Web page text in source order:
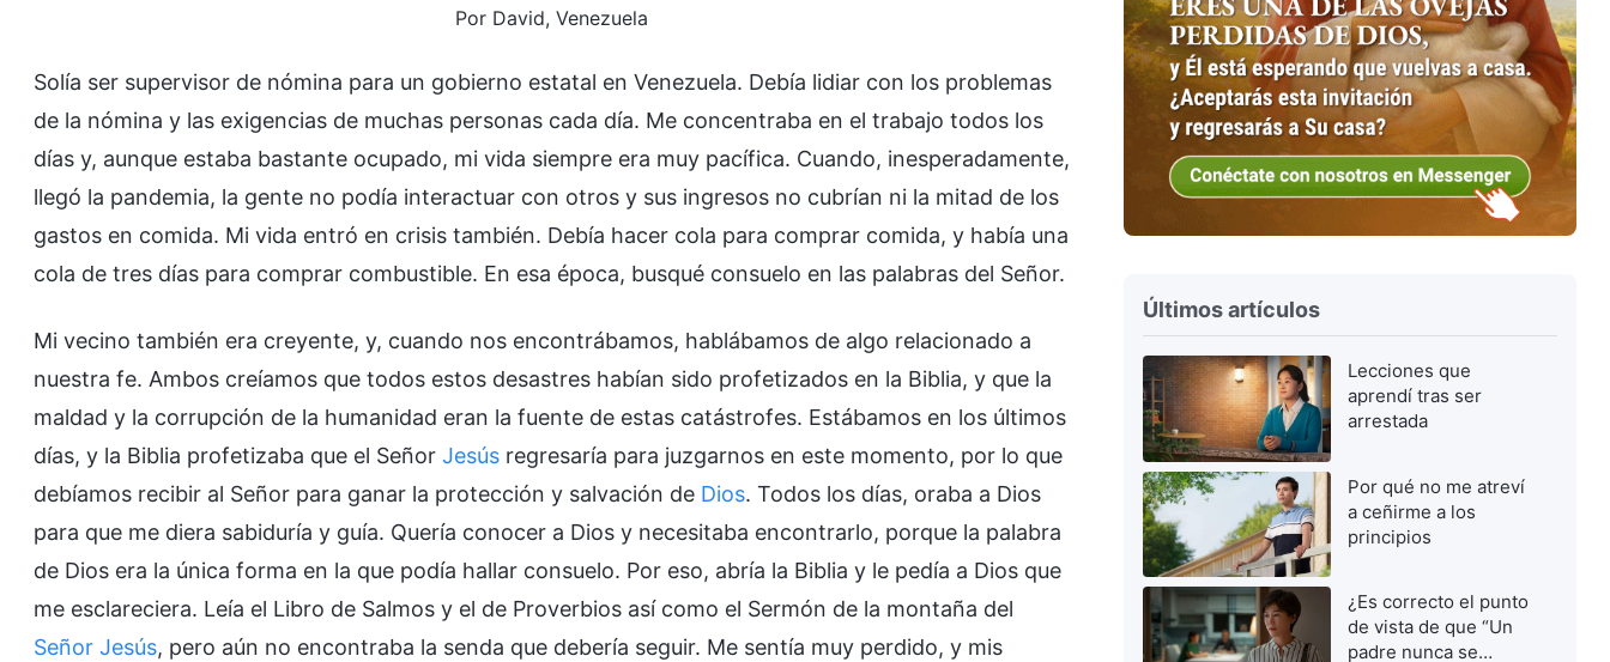
Por David, Venezuela
Solía ser supervisor de nómina para un gobierno estatal en Venezuela. Debía lidiar con los problemas
de la nómina y las exigencias de muchas personas cada día. Me concentraba en el trabajo todos los
días y, aunque estaba bastante ocupado, mi vida siempre era muy pacífica. Cuando, inesperadamente,
llegó la pandemia, la gente no podía interactuar con otros y sus ingresos no cubrían ni la mitad de los
gastos en comida. Mi vida entró en crisis también. Debía hacer cola para comprar comida, y había una
cola de tres días para comprar combustible. En esa época, busqué consuelo en las palabras del Señor.
Mi vecino también era creyente, y, cuando nos encontrábamos, hablábamos de algo relacionado a
nuestra fe. Ambos creíamos que todos estos desastres habían sido profetizados en la Biblia, y que la
maldad y la corrupción de la humanidad eran la fuente de estas catástrofes. Estábamos en los últimos
días, y la Biblia profetizaba que el Señor Jesús regresaría para juzgarnos en este momento, por lo que
debíamos recibir al Señor para ganar la protección y salvación de Dios. Todos los días, oraba a Dios
para que me diera sabiduría y guía. Quería conocer a Dios y necesitaba encontrarlo, porque la palabra
de Dios era la única forma en la que podía hallar consuelo. Por eso, abría la Biblia y le pedía a Dios que
me esclareciera. Leía el Libro de Salmos y el de Proverbios así como el Sermón de la montaña del
Señor Jesús, pero aún no encontraba la senda que debería seguir. Me sentía muy perdido, y mis
Últimos artículos
Lecciones que
aprendí tras ser
arrestada
Por qué no me atreví
a ceñirme a los
principios
¿Es correcto el punto
de vista de que “Un
padre nunca se